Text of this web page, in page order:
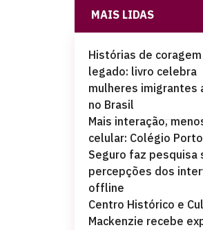
MAIS LIDAS
Histórias de
legado: livro celebra
mulheres imigrantes
no Brasil
Mais interação,
celular: Colégio Porto
Seguro faz pesquisa
percepções dos
offline
Centro Histórico e
Mackenzie recebe